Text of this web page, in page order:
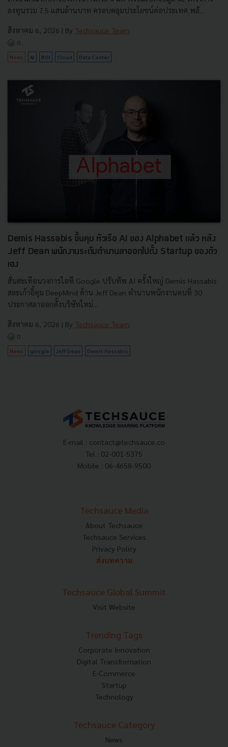
ลงทุนรวม 7.5 แสนล้านบาท ครอบคลุมประโยชน์ต่อประเทศ พลั...
สิงหาคม 6, 2026 | By Techsauce Team
0
News AI BOI Cloud Data Center
Demis Hassabis ขึ้นคุม หัวเรือ AI ของ Alphabet แล้ว หลัง
Jeff Dean พนักงานระดับตำนานลาออกไปตั้ง Startup ของตัว
เอง
สั่นสะเทือนวงการไอที Google ปรับทัพ AI ครั้งใหญ่ Demis Hassabis
สละเก้าอี้คุม DeepMind ด้าน Jeff Dean ตำนานพนักงานคนที่ 30
ประกาศลาออกตั้งบริษัทใหม่...
สิงหาคม 6, 2026 | By Techsauce Team
0
News google Jeff Dean Demis Hassabis
E-mail : contact@techsauce.co
Tel : 02-001-5375
Mobile : 06-4658-9500
Techsauce Media
About Techsauce
Techsauce Services
Privacy Policy
ส่งบทความ
Techsauce Global Summit
Visit Website
Trending Tags
Corporate Innovation
Digital Transformation
E-Commerce
Startup
Technology
Techsauce Category
News